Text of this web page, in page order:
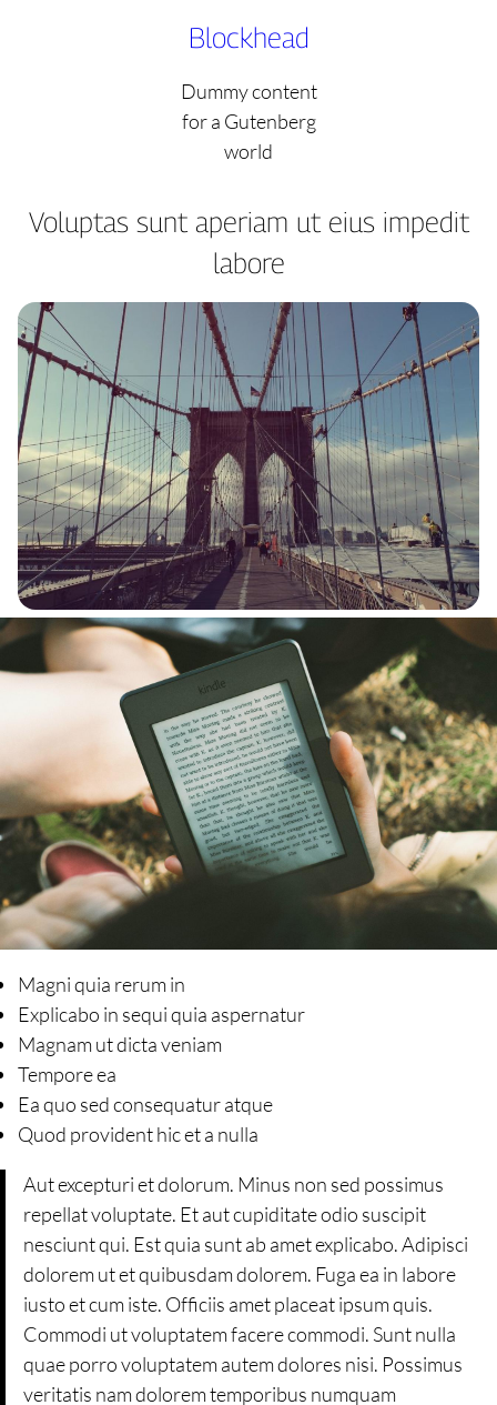
Blockhead
Dummy content
for a Gutenberg
world
Voluptas sunt aperiam ut eius impedit
labore
Magni quia rerum in
Explicabo in sequi quia aspernatur
Magnam ut dicta veniam
Tempore ea
Ea quo sed consequatur atque
Quod provident hic et a nulla
Aut excepturi et dolorum. Minus non sed possimus
repellat voluptate. Et aut cupiditate odio suscipit
nesciunt qui. Est quia sunt ab amet explicabo. Adipisci
dolorem ut et quibusdam dolorem. Fuga ea in labore
iusto et cum iste. Officiis amet placeat ipsum quis.
Commodi ut voluptatem facere commodi. Sunt nulla
quae porro voluptatem autem dolores nisi. Possimus
veritatis nam dolorem temporibus numquam